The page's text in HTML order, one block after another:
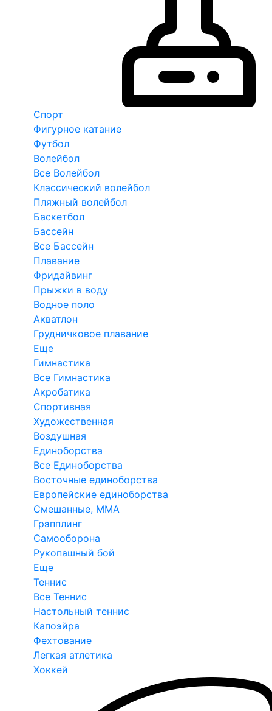
Спорт
Фигурное катание
Футбол
Волейбол
Все Волейбол
Классический волейбол
Пляжный волейбол
Баскетбол
Бассейн
Все Бассейн
Плавание
Фридайвинг
Прыжки в воду
Водное поло
Акватлон
Грудничковое плавание
Еще
Гимнастика
Все Гимнастика
Акробатика
Спортивная
Художественная
Воздушная
Единоборства
Все Единоборства
Восточные единоборства
Европейские единоборства
Смешанные, ММА
Грэпплинг
Самооборона
Рукопашный бой
Еще
Теннис
Все Теннис
Настольный теннис
Капоэйра
Фехтование
Легкая атлетика
Хоккей